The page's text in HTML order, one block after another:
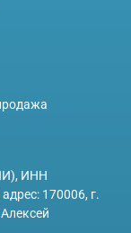
ИНН
170006, г.